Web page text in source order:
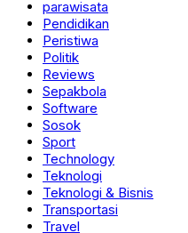
parawisata
Pendidikan
Peristiwa
Politik
Reviews
Sepakbola
Software
Sosok
Sport
Technology
Teknologi
Teknologi & Bisnis
Transportasi
Travel